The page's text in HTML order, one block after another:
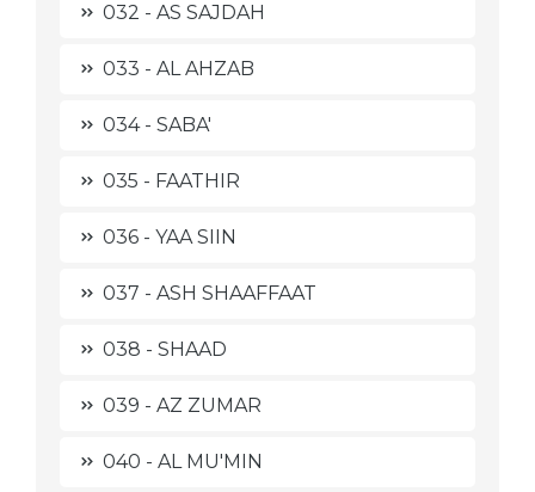
032 - AS SAJDAH
033 - AL AHZAB
034 - SABA'
035 - FAATHIR
036 - YAA SIIN
037 - ASH SHAAFFAAT
038 - SHAAD
039 - AZ ZUMAR
040 - AL MU'MIN